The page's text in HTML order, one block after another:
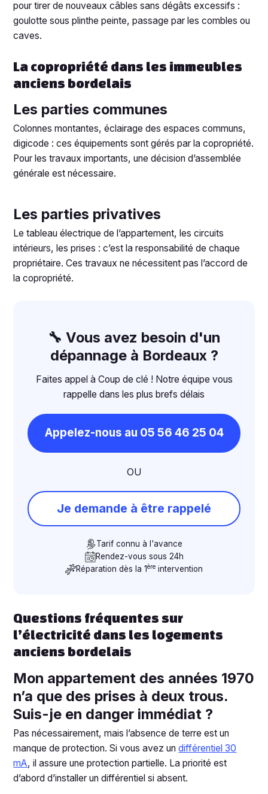
pour tirer de nouveaux câbles sans dégâts excessifs :
goulotte sous plinthe peinte, passage par les combles ou
caves.
La copropriété dans les immeubles
anciens bordelais
Les parties communes
Colonnes montantes, éclairage des espaces communs,
digicode : ces équipements sont gérés par la copropriété.
Pour les travaux importants, une décision d’assemblée
générale est nécessaire.
Les parties privatives
Le tableau électrique de l’appartement, les circuits
intérieurs, les prises : c’est la responsabilité de chaque
propriétaire. Ces travaux ne nécessitent pas l’accord de
la copropriété.
🔧 Vous avez besoin d'un
dépannage à Bordeaux ?
Faites appel à Coup de clé ! Notre équipe vous
rappelle dans les plus brefs délais
Appelez-nous au 05 56 46 25 04
OU
Je demande à être rappelé
Tarif connu à l'avance
Rendez-vous sous 24h
Réparation dès la 1ère intervention
Questions fréquentes sur
l’électricité dans les logements
anciens bordelais
Mon appartement des années 1970
n’a que des prises à deux trous.
Suis-je en danger immédiat ?
Pas nécessairement, mais l’absence de terre est un
manque de protection. Si vous avez undifférentiel 30
mA, il assure une protection partielle. La priorité est
d’abord d’installer un différentiel si absent.